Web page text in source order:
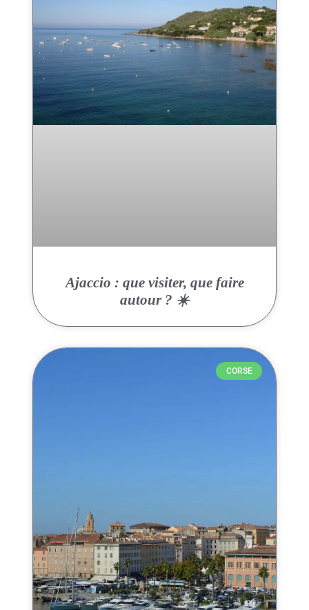
Ajaccio : que visiter, que faire
autour ? ☀️
CORSE